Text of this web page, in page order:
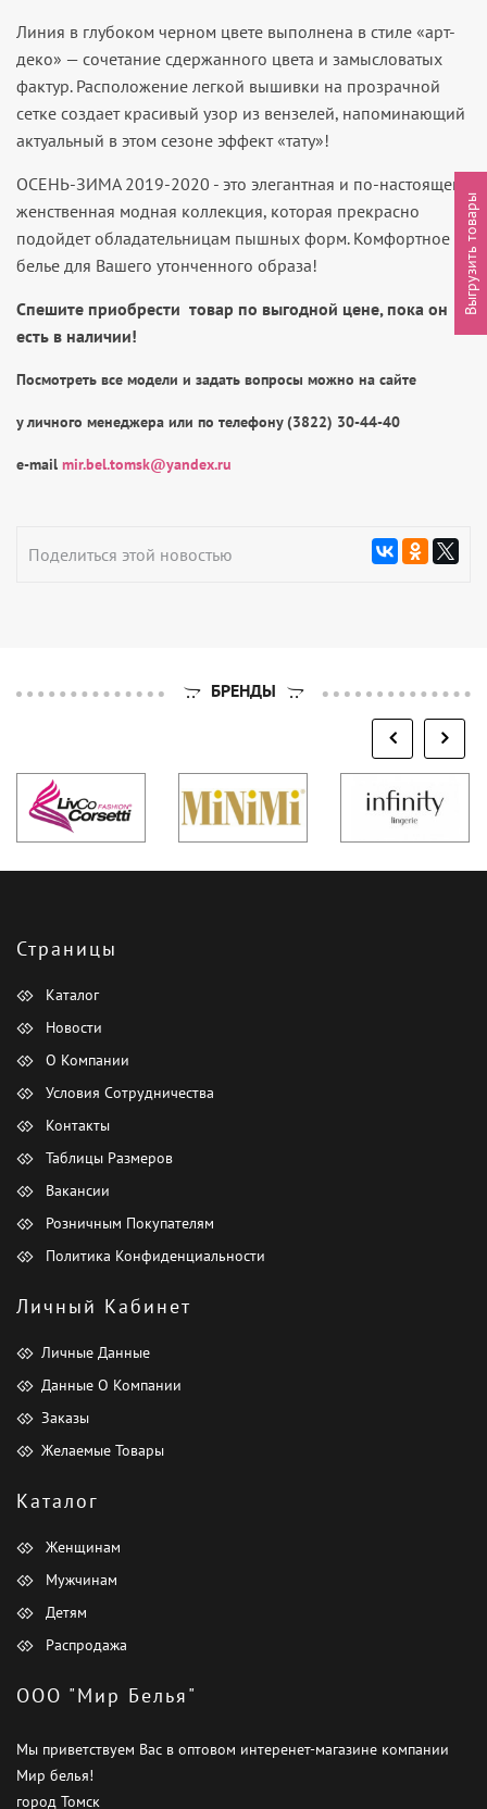
Линия в глубоком черном цвете выполнена в стиле «арт-
деко» — сочетание сдержанного цвета и замысловатых
фактур. Расположение легкой вышивки на прозрачной
сетке создает красивый узор из вензелей, напоминающий
актуальный в этом сезоне эффект «тату»!
ОСЕНЬ-ЗИМА 2019-2020 - это элегантная и по-настоящему
женственная модная коллекция, которая прекрасно
подойдет обладательницам пышных форм. Комфортное
белье для Вашего утонченного образа!
Спешите приобрести товар по выгодной цене, пока он
есть в наличии!
Посмотреть все модели и задать вопросы можно на сайте
у личного менеджера или по телефону (3822) 30-44-40
e-mail mir.bel.tomsk@yandex.ru
Поделиться этой новостью
БРЕНДЫ
Страницы
Каталог
Новости
О Компании
Условия Сотрудничества
Контакты
Таблицы Размеров
Вакансии
Розничным Покупателям
Политика Конфиденциальности
Личный Кабинет
Личные Данные
Данные О Компании
Заказы
Желаемые Товары
Каталог
Женщинам
Мужчинам
Детям
Распродажа
ООО "Мир Белья"
Мы приветствуем Вас в оптовом интеренет-магазине компании
Мир белья!
город Томск
Выгрузить товары